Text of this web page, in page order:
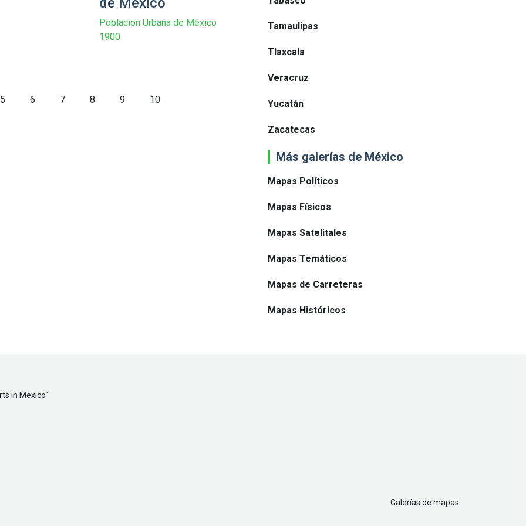
Población Urbana de México
1900
5 6 7 8 9 10
Tamaulipas
Tlaxcala
Veracruz
Yucatán
Zacatecas
Más galerías de México
Mapas Políticos
Mapas Físicos
Mapas Satelitales
Mapas Temáticos
Mapas de Carreteras
Mapas Históricos
in Mexico"
Galerías de mapas